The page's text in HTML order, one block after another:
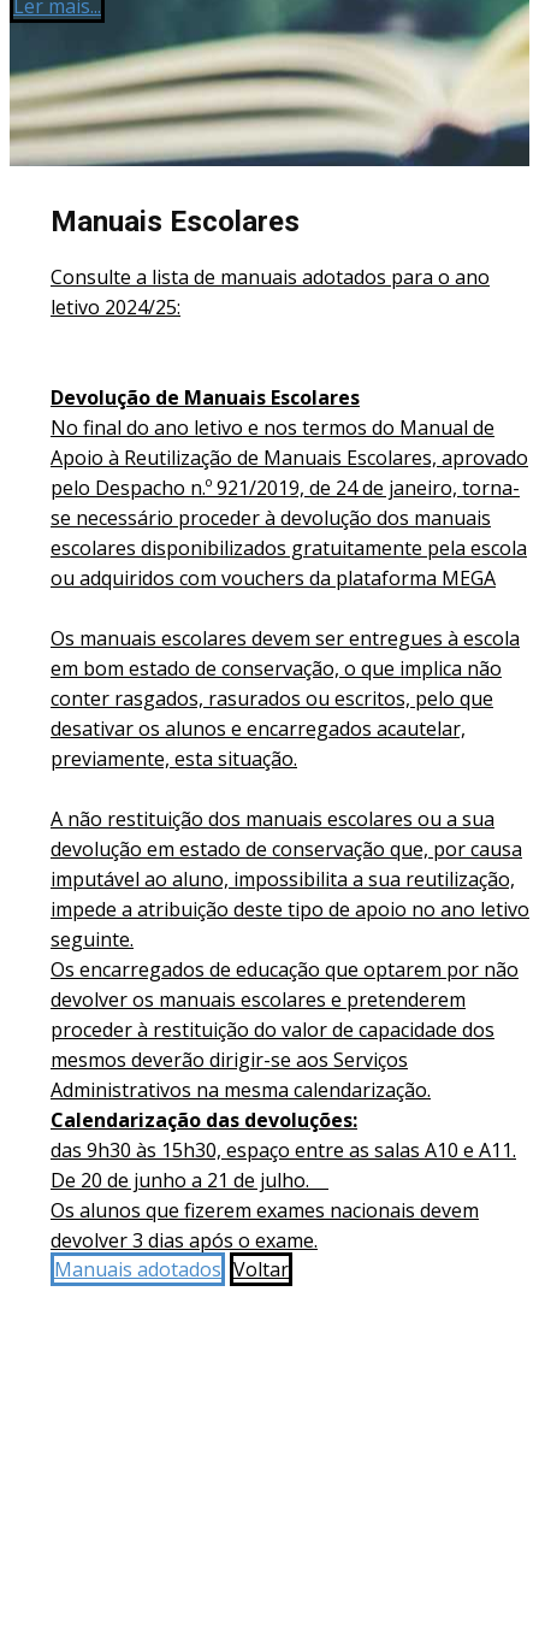
Ler mais...
Manuais Escolares
Consulte a lista de manuais adotados para o ano
letivo 2024/25:
Devolução de Manuais Escolares
No final do ano letivo e nos termos do Manual de
Apoio à Reutilização de Manuais Escolares, aprovado
pelo Despacho n.º 921/2019, de 24 de janeiro, torna-
se necessário proceder à devolução dos manuais
escolares disponibilizados gratuitamente pela escola
ou adquiridos com vouchers da plataforma MEGA
Os manuais escolares devem ser entregues à escola
em bom estado de conservação, o que implica não
conter rasgados, rasurados ou escritos, pelo que
desativar os alunos e encarregados acautelar,
previamente, esta situação.
A não restituição dos manuais escolares ou a sua
devolução em estado de conservação que, por causa
imputável ao aluno, impossibilita a sua reutilização,
impede a atribuição deste tipo de apoio no ano letivo
seguinte.
Os encarregados de educação que optarem por não
devolver os manuais escolares e pretenderem
proceder à restituição do valor de capacidade dos
mesmos deverão dirigir-se aos Serviços
Administrativos na mesma calendarização.
Calendarização das devoluções:
das 9h30 às 15h30, espaço entre as salas A10 e A11.
De 20 de junho a 21 de julho.
Os alunos que fizerem exames nacionais devem
devolver 3 dias após o exame.
Manuais adotados Voltar